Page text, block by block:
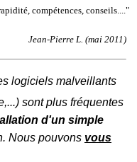
compétences, conseils...."
Jean-Pierre L. (mai 2011)
logiciels malveillants
sont plus fréquentes
d'un simple
Nous pouvons vous